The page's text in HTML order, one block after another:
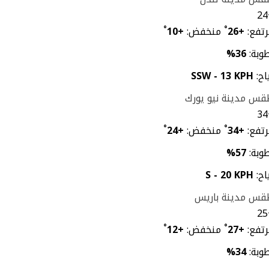
24
+
26
° منخفض:+
10
°
36%
SSW - 13 KPH
مدينة نيو يورك
34
+
34
° منخفض:+
24
°
57%
S - 20 KPH
مدينة باريس
25
+
27
° منخفض:+
12
°
34%